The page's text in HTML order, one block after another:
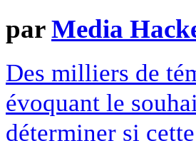
parMedia
Des milliers de
évoquant le
déterminer si